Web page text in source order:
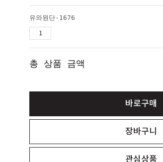
유와원단-1676
총 상품 금액
바로구매
장바구니
관심상품